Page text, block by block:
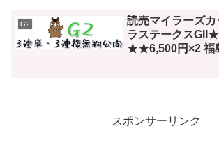
G2
読売マイラーズ
ラステークス
★★6,500円×2 福
スポンサーリンク